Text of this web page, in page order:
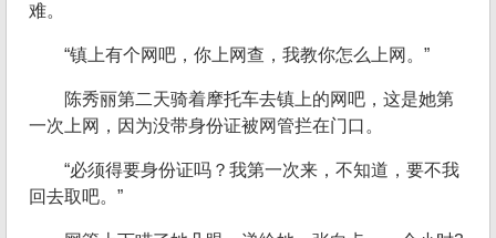
难。
“镇上有个网吧，你上网查，我教你怎么上网。”
陈秀丽第二天骑着摩托车去镇上的网吧，这是她第
一次上网，因为没带身份证被网管拦在门口。
“必须得要身份证吗？我第一次来，不知道，要不我
回去取吧。”